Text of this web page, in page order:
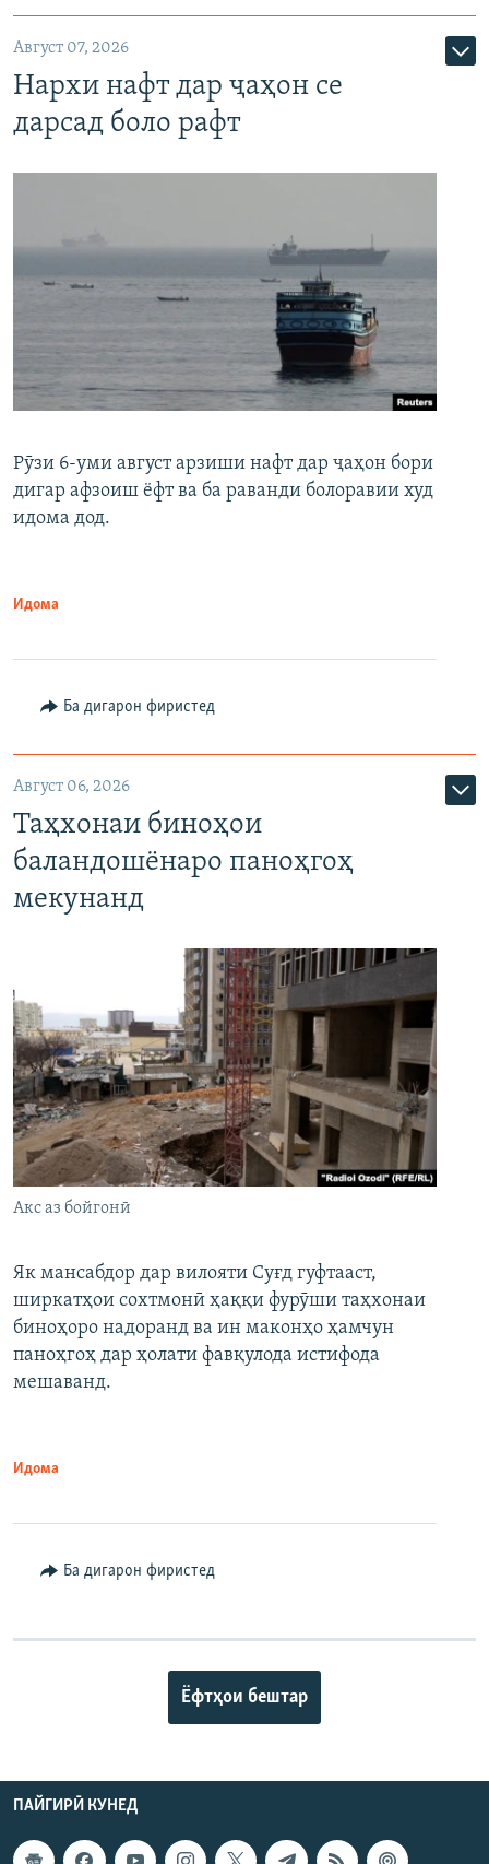
Август 07, 2026
Нархи нафт дар ҷаҳон се
дарсад боло рафт
Рӯзи 6-уми август арзиши нафт дар ҷаҳон бори
дигар афзоиш ёфт ва ба раванди болоравии худ
идома дод.
Идома
Ба дигарон фиристед
Август 06, 2026
Таҳхонаи биноҳои
баландошёнаро паноҳгоҳ
мекунанд
Акс аз бойгонӣ
Як мансабдор дар вилояти Суғд гуфтааст,
ширкатҳои сохтмонӣ ҳаққи фурӯши таҳхонаи
биноҳоро надоранд ва ин маконҳо ҳамчун
паноҳгоҳ дар ҳолати фавқулода истифода
мешаванд.
Идома
Ба дигарон фиристед
Ёфтҳои бештар
ПАЙГИРӢ КУНЕД